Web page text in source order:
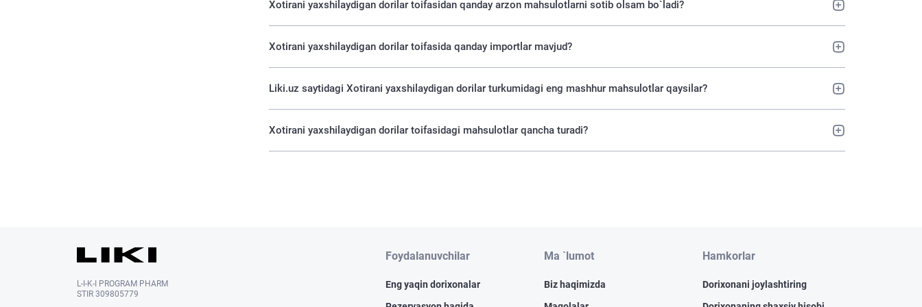
Xotirani yaxshilaydigan dorilar toifasidan qanday arzon mahsulotlarni sotib olsam bo`ladi?
Xotirani yaxshilaydigan dorilar toifasida qanday importlar mavjud?
Liki.uz saytidagi Xotirani yaxshilaydigan dorilar turkumidagi eng mashhur mahsulotlar qaysilar?
Xotirani yaxshilaydigan dorilar toifasidagi mahsulotlar qancha turadi?
L-I-K-I PROGRAM PHARM
STIR 309805779
Foydalanuvchilar
Eng yaqin dorixonalar
Ma `lumot
Biz haqimizda
Hamkorlar
Dorixonani joylashtiring